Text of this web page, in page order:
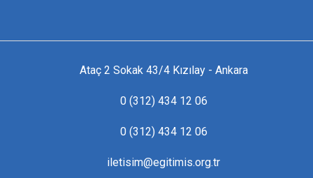
Ataç 2 Sokak 43/4 Kızılay - Ankara
0 (312) 434 12 06
0 (312) 434 12 06
iletisim@egitimis.org.tr